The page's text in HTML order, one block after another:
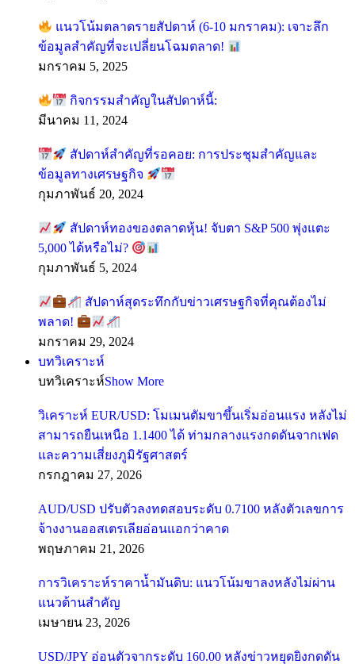
แนวโน้มตลาดรายสัปดาห์ (6-10 มกราคม): เจาะลึก
ข้อมูลสำคัญที่จะเปลี่ยนโฉมตลาด!
มกราคม 5, 2025
กิจกรรมสำคัญในสัปดาห์นี้:
มีนาคม 11, 2024
สัปดาห์สำคัญที่รอคอย: การประชุมสำคัญและ
ข้อมูลทางเศรษฐกิจ
กุมภาพันธ์ 20, 2024
สัปดาห์ทองของตลาดหุ้น! จับตา S&P 500 พุ่งแตะ
5,000 ได้หรือไม่?
กุมภาพันธ์ 5, 2024
สัปดาห์สุดระทึกกับข่าวเศรษฐกิจที่คุณต้องไม่
พลาด!
มกราคม 29, 2024
บทวิเคราะห์
บทวิเคราะห์Show More
วิเคราะห์ EUR/USD: โมเมนตัมขาขึ้นเริ่มอ่อนแรง หลังไม่
สามารถยืนเหนือ 1.1400 ได้ ท่ามกลางแรงกดดันจากเฟด
และความเสี่ยงภูมิรัฐศาสตร์
กรกฎาคม 27, 2026
AUD/USD ปรับตัวลงทดสอบระดับ 0.7100 หลังตัวเลขการ
จ้างงานออสเตรเลียอ่อนแอกว่าคาด
พฤษภาคม 21, 2026
การวิเคราะห์ราคาน้ำมันดิบ: แนวโน้มขาลงหลังไม่ผ่าน
แนวต้านสำคัญ
เมษายน 23, 2026
USD/JPY อ่อนตัวจากระดับ 160.00 หลังข่าวหยุดยิงกดดัน